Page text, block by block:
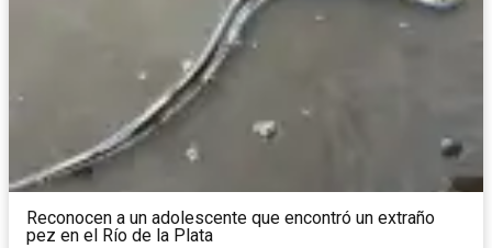
Reconocen a un adolescente que encontró un extraño
pez en el Río de la Plata